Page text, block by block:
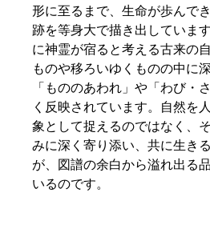
形に至るまで、生命が歩んで
跡を等身大で描き出していま
に神霊が宿ると考える古来の
ものや移ろいゆくものの中に
「もののあわれ」や「わび・
く反映されています。自然を
象として捉えるのではなく、
みに深く寄り添い、共に生き
が、図譜の余白から溢れ出る
いるのです。